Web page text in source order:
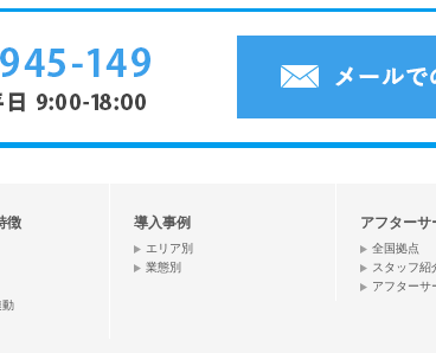
徴
動
導入事例
エリア別
業態別
アフターサ
全国拠点
スタッフ紹
アフターサ